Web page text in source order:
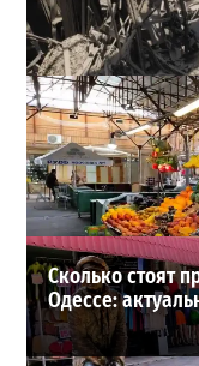
В Одессе выросло
реактивных
24-07-2026 в 14:29
ВИБОР РЕДАКЦИИ
Сколько стоят
Одессе: